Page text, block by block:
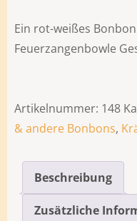
Ein rot-weißes
Feuerzangenbowle
Artikelnummer: 148
& andere Bonbons,
Beschreibung
Zusätzliche